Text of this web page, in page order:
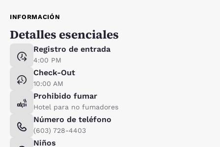
INFORMACIÓN
Detalles esenciales
Registro de entrada
4:00 PM
Check-Out
10:00 AM
Prohibido fumar
Hotel para no fumadores
Número de teléfono
(603) 728-4403
Niños